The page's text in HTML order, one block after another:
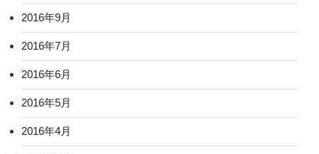
2016年9月
2016年7月
2016年6月
2016年5月
2016年4月